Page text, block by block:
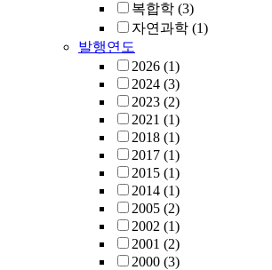
복합학 (3)
자연과학 (1)
발행연도
2026 (1)
2024 (3)
2023 (2)
2021 (1)
2018 (1)
2017 (1)
2015 (1)
2014 (1)
2005 (2)
2002 (1)
2001 (2)
2000 (3)